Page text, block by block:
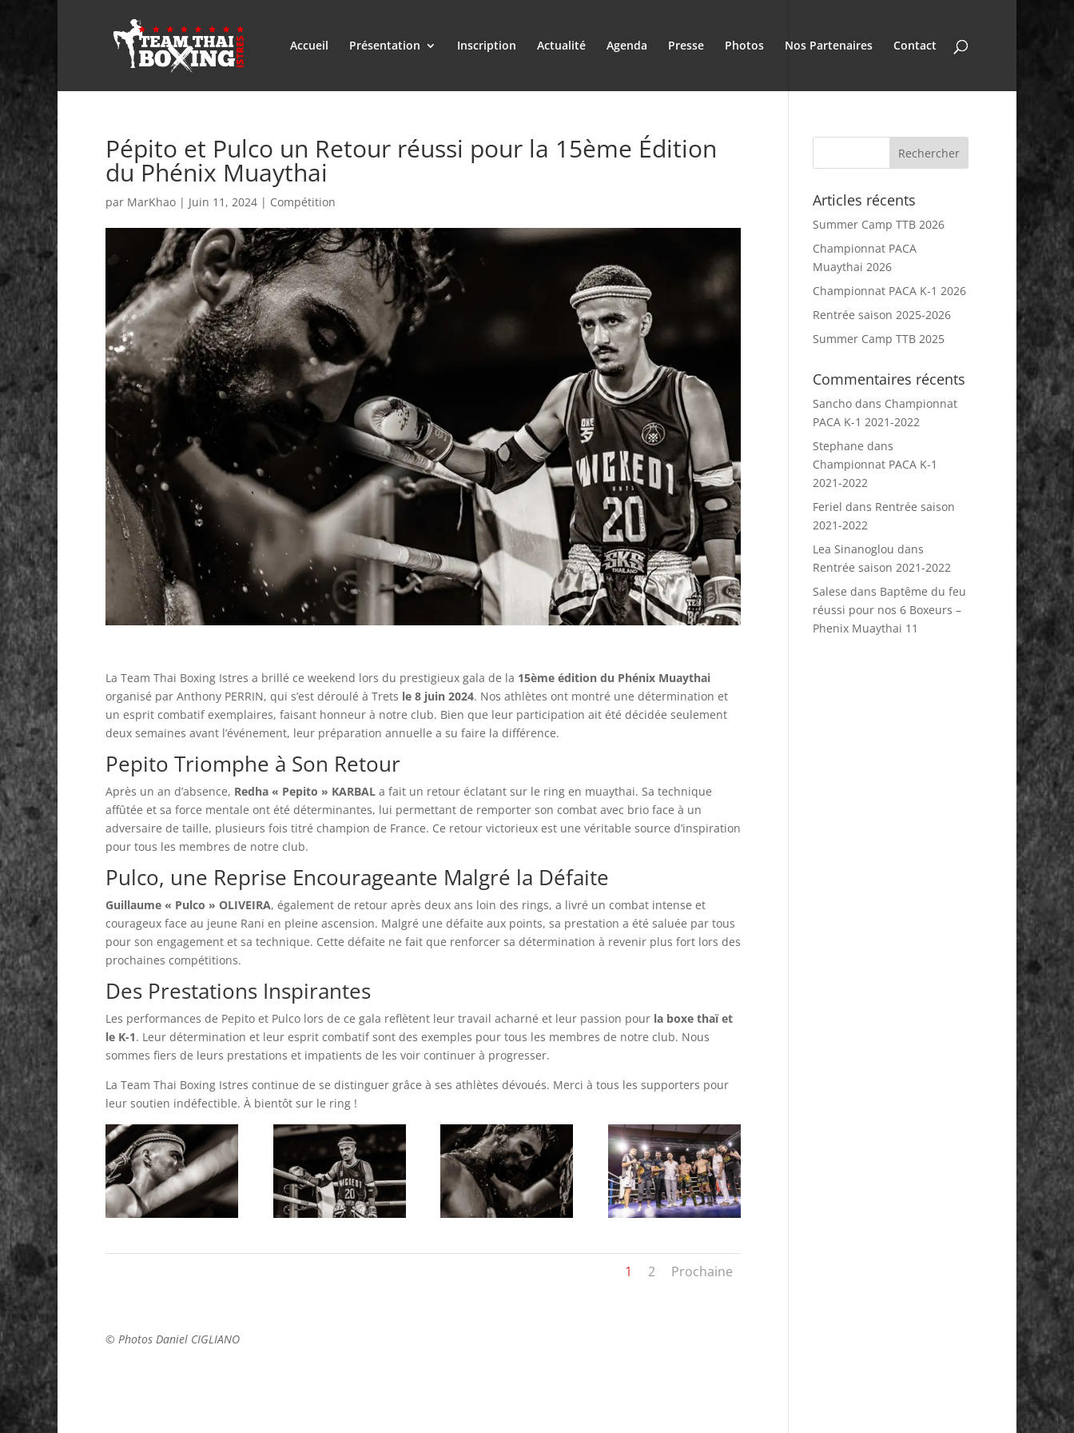
Accueil Présentation Inscription Actualité Agenda Presse Photos Nos Partenaires Contact
Pépito et Pulco un Retour réussi pour la 15ème Édition
du Phénix Muaythai
par MarKhao | Juin 11, 2024 | Compétition
La Team Thai Boxing Istres a brillé ce weekend lors du prestigieux gala de la 15ème édition du Phénix Muaythai
organisé par Anthony PERRIN, qui s’est déroulé à Trets le 8 juin 2024. Nos athlètes ont montré une détermination et
un esprit combatif exemplaires, faisant honneur à notre club. Bien que leur participation ait été décidée seulement
deux semaines avant l’événement, leur préparation annuelle a su faire la différence.
Pepito Triomphe à Son Retour
Après un an d’absence, Redha « Pepito » KARBAL a fait un retour éclatant sur le ring en muaythai. Sa technique
affûtée et sa force mentale ont été déterminantes, lui permettant de remporter son combat avec brio face à un
adversaire de taille, plusieurs fois titré champion de France. Ce retour victorieux est une véritable source d’inspiration
pour tous les membres de notre club.
Pulco, une Reprise Encourageante Malgré la Défaite
Guillaume « Pulco » OLIVEIRA, également de retour après deux ans loin des rings, a livré un combat intense et
courageux face au jeune Rani en pleine ascension. Malgré une défaite aux points, sa prestation a été saluée par tous
pour son engagement et sa technique. Cette défaite ne fait que renforcer sa détermination à revenir plus fort lors des
prochaines compétitions.
Des Prestations Inspirantes
Les performances de Pepito et Pulco lors de ce gala reflètent leur travail acharné et leur passion pour la boxe thaï et
le K-1. Leur détermination et leur esprit combatif sont des exemples pour tous les membres de notre club. Nous
sommes fiers de leurs prestations et impatients de les voir continuer à progresser.
La Team Thai Boxing Istres continue de se distinguer grâce à ses athlètes dévoués. Merci à tous les supporters pour
leur soutien indéfectible. À bientôt sur le ring !
1 2 Prochaine
© Photos Daniel CIGLIANO
Articles récents
Summer Camp TTB 2026
Championnat PACA
Muaythai 2026
Championnat PACA K-1 2026
Rentrée saison 2025-2026
Summer Camp TTB 2025
Commentaires récents
Sanchodans Championnat
PACA K-1 2021-2022
Stephane dans
Championnat PACA K-1
2021-2022
Feriel dans Rentrée saison
2021-2022
Lea Sinanoglou dans
Rentrée saison 2021-2022
Salese dans Baptême du feu
réussi pour nos 6 Boxeurs –
Phenix Muaythai 11